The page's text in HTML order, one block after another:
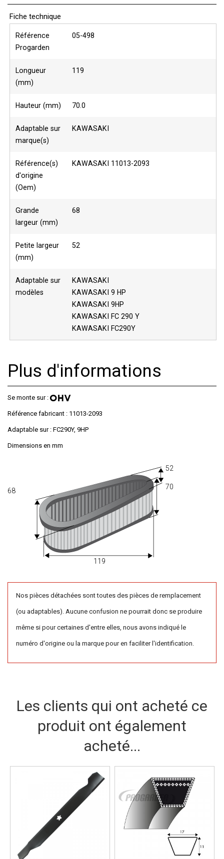
Fiche technique
Référence
Progarden
05-498
Longueur
(mm)
119
Hauteur (mm) 70.0
Adaptable sur
marque(s)
KAWASAKI
Référence(s)
d'origine
(Oem)
KAWASAKI 11013-2093
Grande
largeur (mm)
68
Petite largeur
(mm)
52
Adaptable sur
modèles
KAWASAKI
KAWASAKI 9 HP
KAWASAKI 9HP
KAWASAKI FC 290 Y
KAWASAKI FC290Y
Plus d'informations
Se monte sur :
Référence fabricant : 11013-2093
Adaptable sur : FC290Y, 9HP
Dimensions en mm
68
52
70
119
Nos pièces détachées sont toutes des pièces de remplacement
(ou adaptables). Aucune confusion ne pourrait donc se produire
même si pour certaines d'entre elles, nous avons indiqué le
numéro d'origine ou la marque pour en faciliter l'identification.
Les clients qui ont acheté ce
produit ont également
acheté...